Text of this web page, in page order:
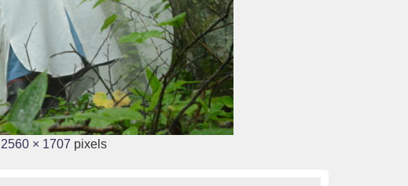
2560 × 1707 pixels